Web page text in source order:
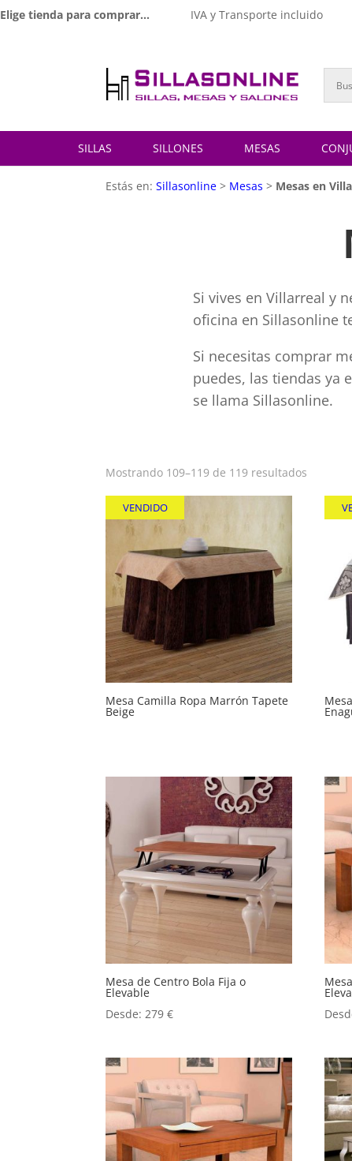
Elige tienda para comprar... IVA y Transporte incluido
SILLAS SILLONES MESAS
Estás en:Sillasonline > Mesas > Mesas en
Si vives en Villarreal y
oficina en Sillasonline
Si necesitas comprar
puedes, las tiendas ya
se llama Sillasonline.
Mostrando 109–119 de 119 resultados
VENDIDO
Mesa Camilla Ropa Marrón Tapete
Beige
Mesa de Centro Bola Fija o
Elevable
Desde:279€